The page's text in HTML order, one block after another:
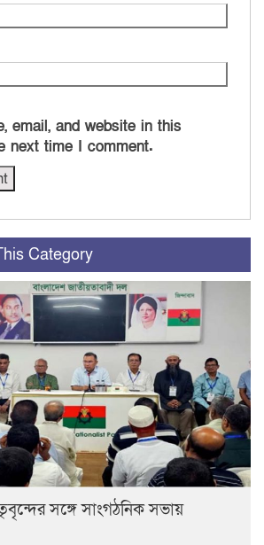
email, and website in this
next time I comment.
Category
সঙ্গে সাংগঠনিক সভায়